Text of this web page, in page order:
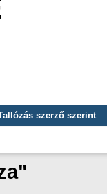
szerző szerint
"